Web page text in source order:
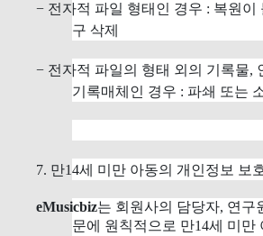
− 전자적 파일 형태인 경우 : 복원이
구 삭제
− 전자적 파일의 형태 외의 기록물,
기록매체인 경우 : 파쇄 또는
7. 만14세 미만 아동의 개인정보 보
eMusicbiz는 회원사의 담당자, 연구
문에 원칙적으로 만14세 미만